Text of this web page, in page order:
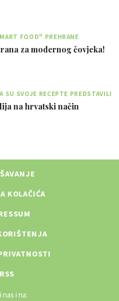
FOOD" PREHRANE
SVAKA NAMIRNICA
za modernog čovjeka!
SU SVOJE RECEPTE PREDSTAVILI
KUHARI
na hrvatski način
KOLAČIĆA
RSS
nas i na: